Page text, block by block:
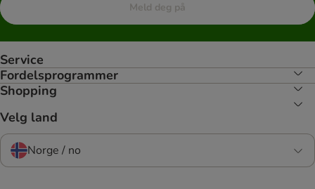
Meld deg på
Service
Fordelsprogrammer
Shopping
Velg land
Norge / no